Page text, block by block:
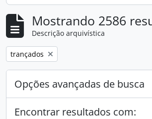
Mostrando 2586
Descrição arquivística
Remover filtro:
trançados
Opções avançadas de busca
Encontrar resultados com: